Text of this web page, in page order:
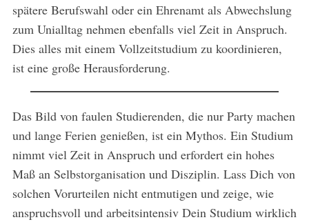
spätere Berufswahl oder ein Ehrenamt als Abwechslung
zum Unialltag nehmen ebenfalls viel Zeit in Anspruch.
Dies alles mit einem Vollzeitstudium zu koordinieren,
ist eine große Herausforderung.
Das Bild von faulen Studierenden, die nur Party machen
und lange Ferien genießen, ist ein Mythos. Ein Studium
nimmt viel Zeit in Anspruch und erfordert ein hohes
Maß an Selbstorganisation und Disziplin. Lass Dich von
solchen Vorurteilen nicht entmutigen und zeige, wie
anspruchsvoll und arbeitsintensiv Dein Studium wirklich